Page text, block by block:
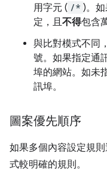
用字元 ( /* )。
定，且不得包含
與比對模式不同
號。如果指定通
埠的網站。如未
訊埠。
圖案優先順序
如果多個內容設定規
式較明確的規則。